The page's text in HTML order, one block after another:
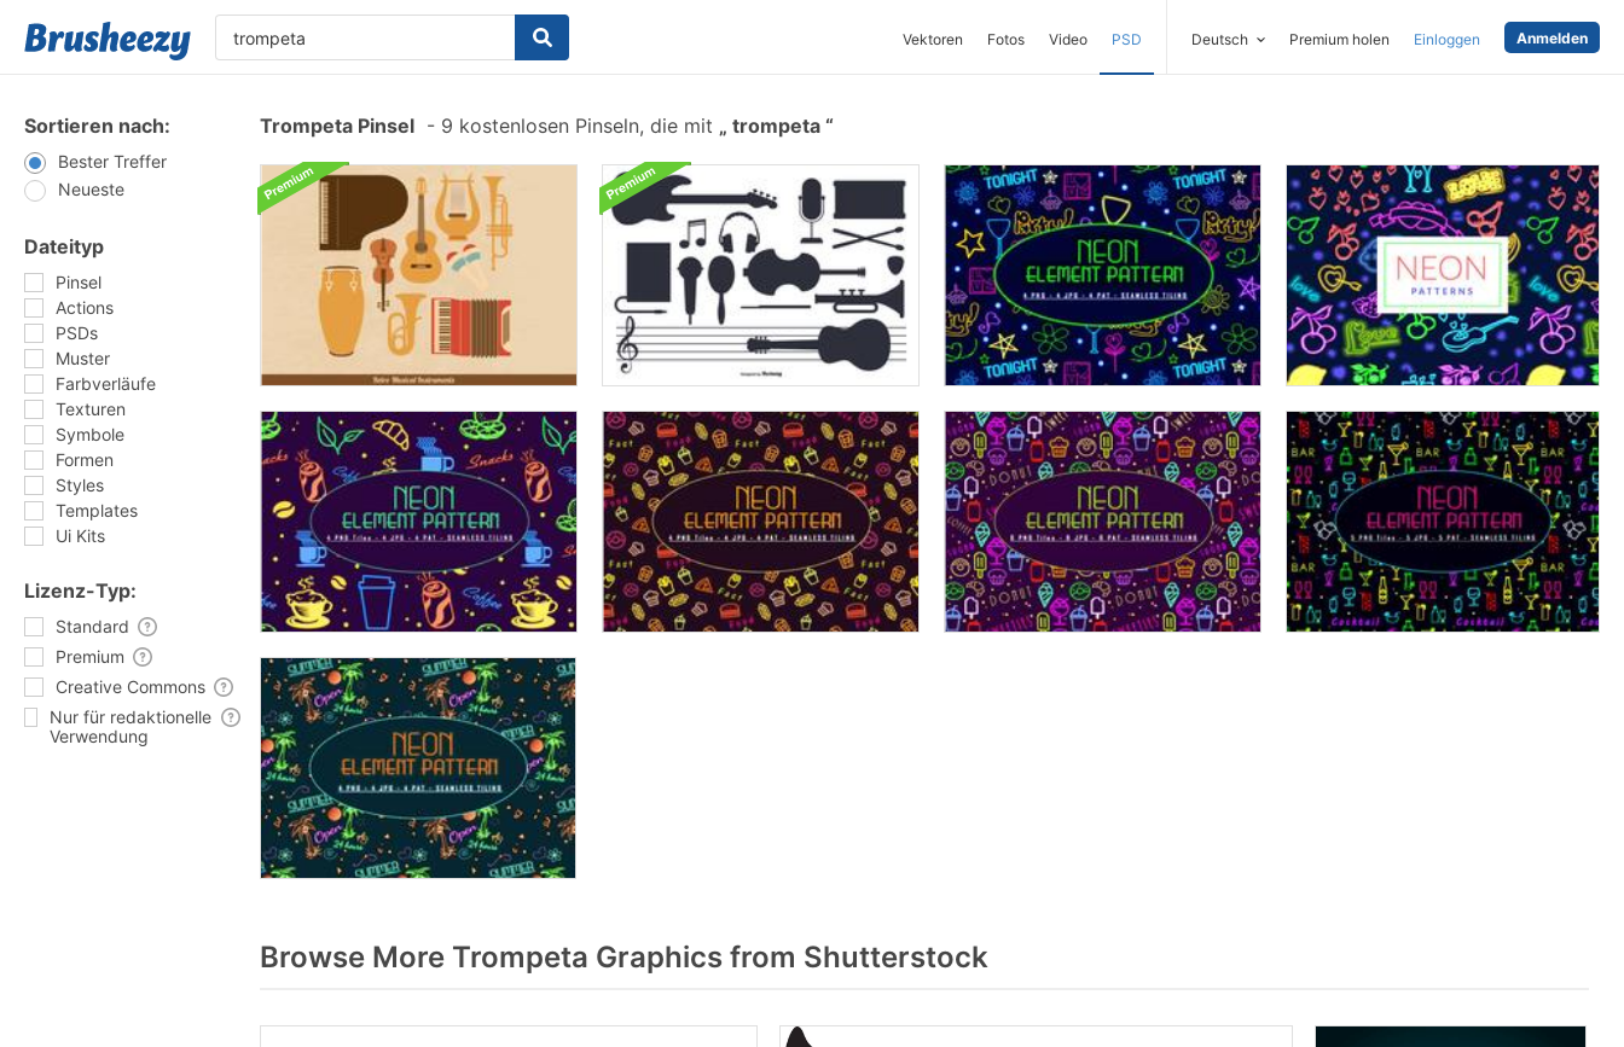
Vektoren Fotos Video PSD Deutsch Premium holen Einloggen Anmelden
Sortieren nach:
Bester Treffer
Neueste
Dateityp
Pinsel
Actions
PSDs
Muster
Farbverläufe
Texturen
Symbole
Formen
Styles
Templates
Ui Kits
Lizenz-Typ:
Standard
Premium
Creative Commons
Nur für redaktionelle
Verwendung
Trompeta Pinsel - 9 kostenlosen Pinseln, die mit trompeta
Browse More Trompeta Graphics from Shutterstock